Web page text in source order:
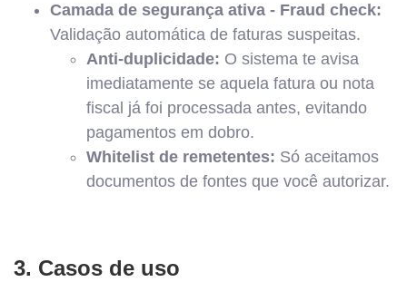
Camada de segurança ativa - Fraud check:
Validação automática de faturas suspeitas.
Anti-duplicidade: O sistema te avisa
imediatamente se aquela fatura ou nota
fiscal já foi processada antes, evitando
pagamentos em dobro.
Whitelist de remetentes: Só aceitamos
documentos de fontes que você autorizar.
3. Casos de uso